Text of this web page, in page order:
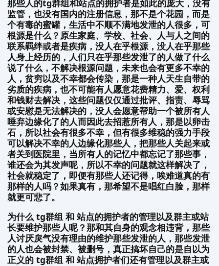
那些人的tg群组和站点的拥护者是如此的庞大，没有
监管，也没有国内的注册信息，那不是个花园，而是
个有毒的蜜罐，生活中不顺不满地发泄的人很多，可
根源是什么？原生家庭、学校、社会、人与人之间的
联系羁绊或者是疾病，没人在乎根源，没人在乎那些
人身上经历的，人们只在乎那些发泄了的人做了什么
说了什么，不解决根源问题，未来也会有更多不幸的
人，贫穷以及不幸都会传染，那是一种人天生自带的
劣质的疾病，也不可能有人愿意花费精力、爱、权利
和钱财去解决，这些问题仅仅通过批评、指责、辱骂
或安慰是无法解决的，没人会愿意帮助一个被所有人
唾弃边缘化了的人而因此去招惹所有人，那是以卵击
石，所以社会有很多不幸，但有很多维稳的强力手段
可以解决不幸的人边缘化那些人，把那些人关起来或
者关到医院里，当所有人的记忆中都忘记了那些事，
谁还会为其发声呢，所以不幸的问题就这样解决了，
社会就稳定了，即便有那些人还记得，唉难道真的有
那样的人吗？如果真有，那希望不是唱红白脸，那样
就更可悲了。
为什么 tg群组 和 站点的拥护者的管理以及群主或站
长要维护那些人呢？那和其自身的观念相违背，那些
人讨厌戾气没有理由的维护那些发泄的人，那些发泄
的人也会被封禁、被删号，真正搞坏自己的是自以为
正义的 tg群组 和 站点拥护者们还有管理以及群主或